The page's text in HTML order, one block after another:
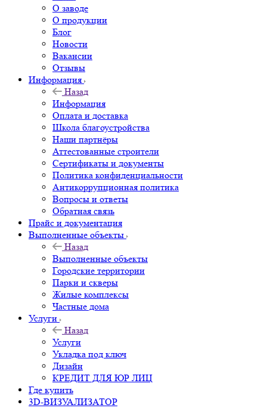
О заводе
О продукции
Блог
Новости
Вакансии
Отзывы
Информация
Назад
Информация
Оплата и доставка
Школа благоустройства
Наши партнёры
Аттестованные строители
Сертификаты и документы
Политика конфиденциальности
Антикоррупционная политика
Вопросы и ответы
Обратная связь
Прайс и документация
Выполненные объекты
Назад
Выполненные объекты
Городские территории
Парки и скверы
Жилые комплексы
Частные дома
Услуги
Назад
Услуги
Укладка под ключ
Дизайн
КРЕДИТ ДЛЯ ЮР ЛИЦ
Где купить
3D-ВИЗУАЛИЗАТОР